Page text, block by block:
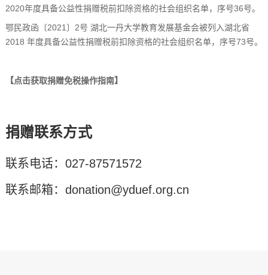
2020年度具备公益性捐赠税前扣除资格的社会组织名单，序号36号。
鄂民政函〔2021〕2号 湖北一丹大学教育发展基金会被列入湖北省
2018 年度具备公益性捐赠税前扣除资格的社会组织名单，序号73号。
【点击获取捐赠免税操作指南】
捐赠联系方式
联系电话：027-87571572
联系邮箱：donation@yduef.org.cn